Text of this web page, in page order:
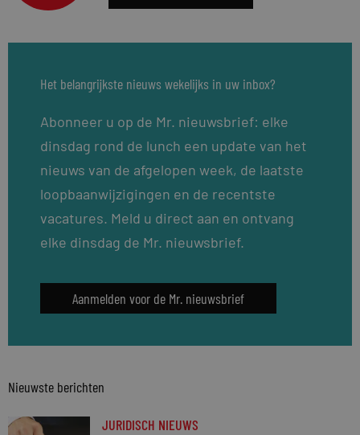
Het belangrijkste nieuws wekelijks in uw inbox?
Abonneer u op de Mr. nieuwsbrief: elke
dinsdag rond de lunch een update van het
nieuws van de afgelopen week, de laatste
loopbaanwijzigingen en de recentste
vacatures. Meld u direct aan en ontvang
elke dinsdag de Mr. nieuwsbrief.
Aanmelden voor de Mr. nieuwsbrief
Nieuwste berichten
JURIDISCH NIEUWS